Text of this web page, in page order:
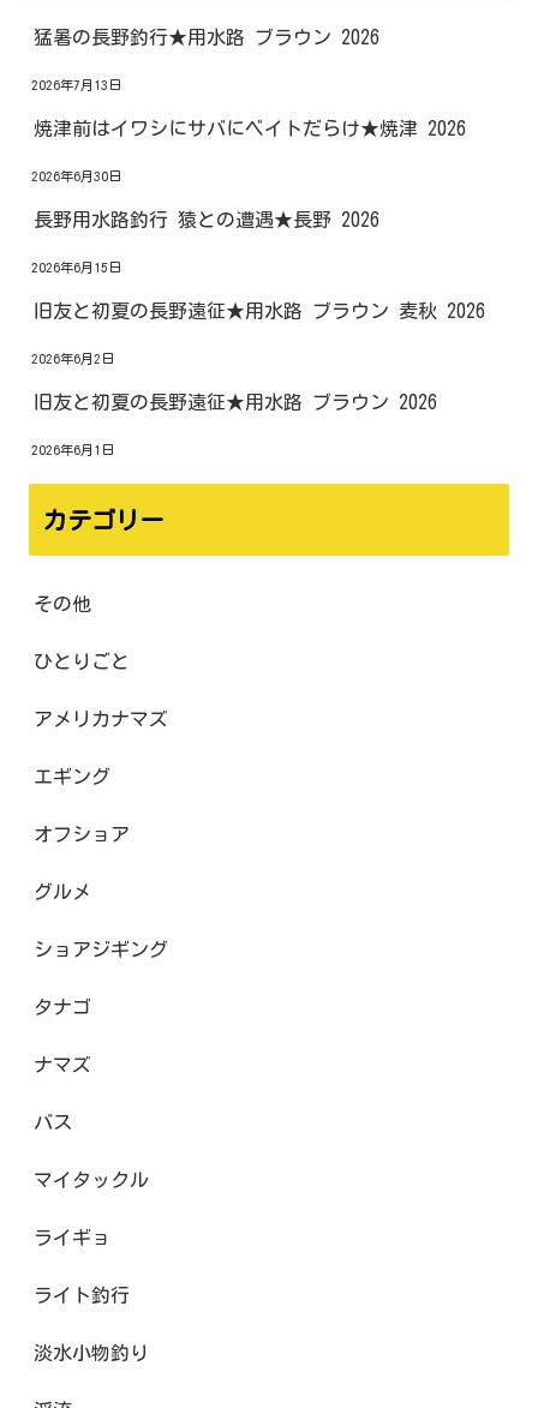
猛暑の長野釣行★用水路 ブラウン 2026
2026年7月13日
焼津前はイワシにサバにベイトだらけ★焼津 2026
2026年6月30日
長野用水路釣行 猿との遭遇★長野 2026
2026年6月15日
旧友と初夏の長野遠征★用水路 ブラウン 麦秋 2026
2026年6月2日
旧友と初夏の長野遠征★用水路 ブラウン 2026
2026年6月1日
カテゴリー
その他
ひとりごと
アメリカナマズ
エギング
オフショア
グルメ
ショアジギング
タナゴ
ナマズ
バス
マイタックル
ライギョ
ライト釣行
淡水小物釣り